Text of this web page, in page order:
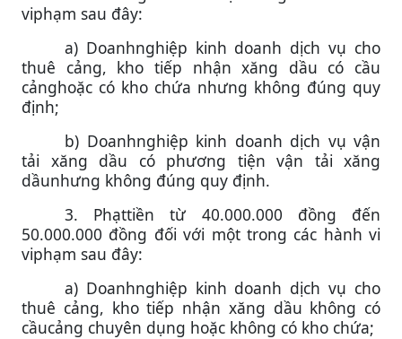
viphạm sau đây:
a) Doanhnghiệp kinh doanh dịch vụ cho
thuê cảng, kho tiếp nhận xăng dầu có cầu
cảnghoặc có kho chứa nhưng không đúng quy
định;
b) Doanhnghiệp kinh doanh dịch vụ vận
tải xăng dầu có phương tiện vận tải xăng
dầunhưng không đúng quy định.
3. Phạttiền từ 40.000.000 đồng đến
50.000.000 đồng đối với một trong các hành vi
viphạm sau đây:
a) Doanhnghiệp kinh doanh dịch vụ cho
thuê cảng, kho tiếp nhận xăng dầu không có
cầucảng chuyên dụng hoặc không có kho chứa;